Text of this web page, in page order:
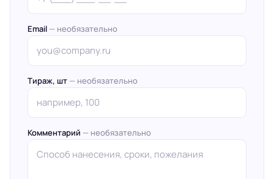
Email — необязательно
Тираж, шт — необязательно
Комментарий — необязательно